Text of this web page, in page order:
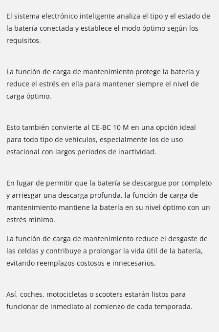
El sistema electrónico inteligente analiza el tipo y el estado de
la batería conectada y establece el modo óptimo según los
requisitos.
La función de carga de mantenimiento protege la batería y
reduce el estrés en ella para mantener siempre el nivel de
carga óptimo.
Esto también convierte al CE-BC 10 M en una opción ideal
para todo tipo de vehículos, especialmente los de uso
estacional con largos periodos de inactividad.
En lugar de permitir que la batería se descargue por completo
y arriesgar una descarga profunda, la función de carga de
mantenimiento mantiene la batería en su nivel óptimo con un
estrés mínimo.
La función de carga de mantenimiento reduce el desgaste de
las celdas y contribuye a prolongar la vida útil de la batería,
evitando reemplazos costosos e innecesarios.
Así, coches, motocicletas o scooters estarán listos para
funcionar de inmediato al comienzo de cada temporada.